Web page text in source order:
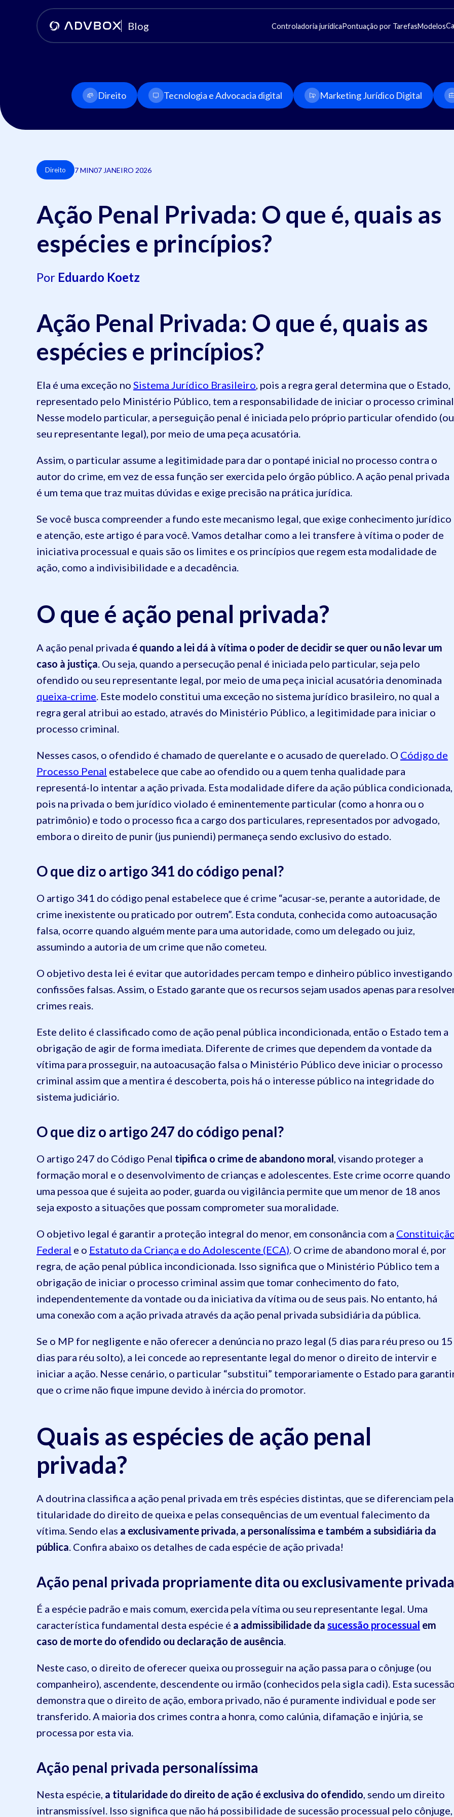
Blog Controladoria jurídicaPontuação por TarefasModelos
Direito Tecnologia e Advocacia digital Marketing Jurídico Digital
Direito 7 MIN07 JANEIRO 2026
Ação Penal Privada: O que é, quais as
espécies e princípios?
Por Eduardo Koetz
Ação Penal Privada: O que é, quais as
espécies e princípios?
Ela é uma exceção no Sistema Jurídico Brasileiro, pois a regra geral determina que o Estado,
representado pelo Ministério Público, tem a responsabilidade de iniciar o processo
Nesse modelo particular, a perseguição penal é iniciada pelo próprio particular ofendido (ou
seu representante legal), por meio de uma peça acusatória.
Assim, o particular assume a legitimidade para dar o pontapé inicial no processo contra o
autor do crime, em vez de essa função ser exercida pelo órgão público. A ação penal privada
é um tema que traz muitas dúvidas e exige precisão na prática jurídica.
Se você busca compreender a fundo este mecanismo legal, que exige conhecimento jurídico
e atenção, este artigo é para você. Vamos detalhar como a lei transfere à vítima o poder de
iniciativa processual e quais são os limites e os princípios que regem esta modalidade de
ação, como a indivisibilidade e a decadência.
O que é ação penal privada?
A ação penal privada é quando a lei dá à vítima o poder de decidir se quer ou não levar um
caso à justiça. Ou seja, quando a persecução penal é iniciada pelo particular, seja pelo
ofendido ou seu representante legal, por meio de uma peça inicial acusatória denominada
queixa-crime. Este modelo constitui uma exceção no sistema jurídico brasileiro, no qual a
regra geral atribui ao estado, através do Ministério Público, a legitimidade para iniciar o
processo criminal.
Nesses casos, o ofendido é chamado de querelante e o acusado de querelado. O Código de
Processo Penal estabelece que cabe ao ofendido ou a quem tenha qualidade para
representá-lo intentar a ação privada. Esta modalidade difere da ação pública condicionada,
pois na privada o bem jurídico violado é eminentemente particular (como a honra ou o
patrimônio) e todo o processo fica a cargo dos particulares, representados por advogado,
embora o direito de punir (jus puniendi) permaneça sendo exclusivo do estado.
O que diz o artigo 341 do código penal?
O artigo 341 do código penal estabelece que é crime “acusar-se, perante a autoridade, de
crime inexistente ou praticado por outrem”. Esta conduta, conhecida como autoacusação
falsa, ocorre quando alguém mente para uma autoridade, como um delegado ou juiz,
assumindo a autoria de um crime que não cometeu.
O objetivo desta lei é evitar que autoridades percam tempo e dinheiro público investigando
confissões falsas. Assim, o Estado garante que os recursos sejam usados apenas para
crimes reais.
Este delito é classificado como de ação penal pública incondicionada, então o Estado tem a
obrigação de agir de forma imediata. Diferente de crimes que dependem da vontade da
vítima para prosseguir, na autoacusação falsa o Ministério Público deve iniciar o processo
criminal assim que a mentira é descoberta, pois há o interesse público na integridade do
sistema judiciário.
O que diz o artigo 247 do código penal?
O artigo 247 do Código Penal tipifica o crime de abandono moral, visando proteger a
formação moral e o desenvolvimento de crianças e adolescentes. Este crime ocorre quando
uma pessoa que é sujeita ao poder, guarda ou vigilância permite que um menor de 18 anos
seja exposto a situações que possam comprometer sua moralidade.
O objetivo legal é garantir a proteção integral do menor, em consonância com a
Federal e o Estatuto da Criança e do Adolescente (ECA). O crime de abandono moral é, por
regra, de ação penal pública incondicionada. Isso significa que o Ministério Público tem a
obrigação de iniciar o processo criminal assim que tomar conhecimento do fato,
independentemente da vontade ou da iniciativa da vítima ou de seus pais. No entanto, há
uma conexão com a ação privada através da ação penal privada subsidiária da pública.
Se o MP for negligente e não oferecer a denúncia no prazo legal (5 dias para réu preso ou 15
dias para réu solto), a lei concede ao representante legal do menor o direito de intervir e
iniciar a ação. Nesse cenário, o particular “substitui” temporariamente o Estado para
que o crime não fique impune devido à inércia do promotor.
Quais as espécies de ação penal
privada?
A doutrina classifica a ação penal privada em três espécies distintas, que se diferenciam pela
titularidade do direito de queixa e pelas consequências de um eventual falecimento da
vítima. Sendo elas a exclusivamente privada, a personalíssima e também a subsidiária da
pública. Confira abaixo os detalhes de cada espécie de ação privada!
Ação penal privada propriamente dita ou exclusivamente privada
É a espécie padrão e mais comum, exercida pela vítima ou seu representante legal. Uma
característica fundamental desta espécie é a admissibilidade da sucessão processual em
caso de morte do ofendido ou declaração de ausência.
Neste caso, o direito de oferecer queixa ou prosseguir na ação passa para o cônjuge (ou
companheiro), ascendente, descendente ou irmão (conhecidos pela sigla cadi). Esta
demonstra que o direito de ação, embora privado, não é puramente individual e pode ser
transferido. A maioria dos crimes contra a honra, como calúnia, difamação e injúria, se
processa por esta via.
Ação penal privada personalíssima
Nesta espécie, a titularidade do direito de ação é exclusiva do ofendido, sendo um direito
intransmissível. Isso significa que não há possibilidade de sucessão processual pelo cônjuge,